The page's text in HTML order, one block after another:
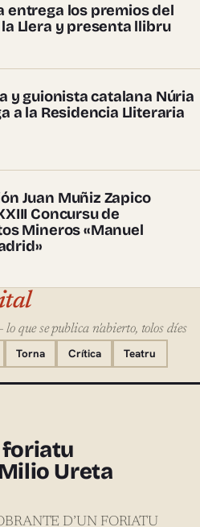
entrega los premios del
Llera y presenta llibru
y guionista catalana Núria
a la Residencia Lliteraria
Juan Muñiz Zapico
Concursu de
Mineros «Manuel
que se publica n'abierto, tolos díes
Torna Crítica Teatru
foriatu
Ureta
D’UN FORIATU